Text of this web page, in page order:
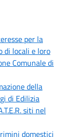
per la
di locali e loro
Comunale di
della
di Edilizia
siti nel
domestici